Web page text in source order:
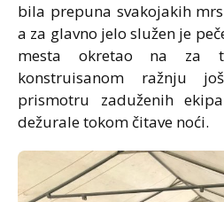
bila prepuna svakojakih
a za glavno jelo služen je
mesta okretao na za
konstruisanom ražnju
prismotru zaduženih
dežurale tokom čitave noći.